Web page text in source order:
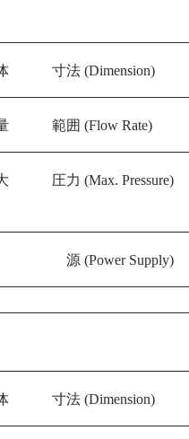
寸法 (Dimension)
範囲 (Flow Rate)
圧力 (Max. Pressure)
源 (Power Supply)
寸法 (Dimension)